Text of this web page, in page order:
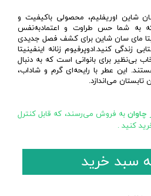
سان شاین اوریفلیم، محصولی باکیفیت و
به شما حس طراوت و اعتمادبه‌نفس
مای سان شاین برای کشف فصل جدیدی
زندگی کنید.ادوپرفیوم زنانه اینفینیتا
بی‌نظیر برای بانوانی است که به دنبال
این عطر با رایحه‌ای گرم و شاداب،
تابستان می‌اندازد.
چاوانبه فروش می‌رسند، که قابل کنترل
کنید .
سبد خرید